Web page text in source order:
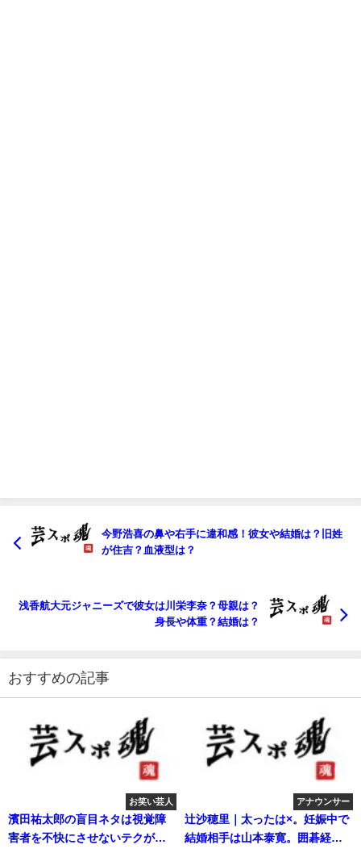
今野浩喜の鼻や右手に違和感！彼女や結婚は？旧姓
が住吉？血液型は？
浅香航大元ジャニーズで彼女は川栄李奈？母親は？
身長や体重？結婚は？
おすすめの記事
お笑い芸人
濱田祐太郎の盲目ネタは視覚障
害者を不快にさせないテクがあ
アナウンサー
辻沙穂里｜太ったは×。妊娠中で
結婚相手は山本泰寛。囲碁経歴